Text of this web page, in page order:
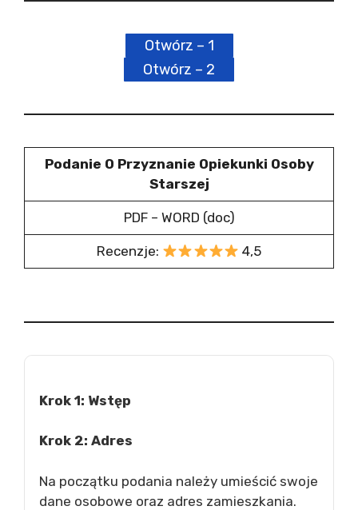
Otwórz – 1
Otwórz – 2
Podanie O Przyznanie Opiekunki Osoby
Starszej
PDF – WORD (doc)
Recenzje: 4,5
Krok 1: Wstęp
Krok 2: Adres
Na początku podania należy umieścić swoje
dane osobowe oraz adres zamieszkania.